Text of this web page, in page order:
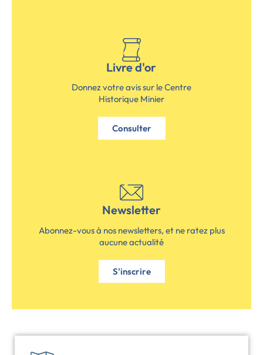
Livre d'or
Donnez votre avis sur le Centre
Historique Minier
Consulter
Newsletter
Abonnez-vous à nos newsletters, et ne ratez plus
aucune actualité
S'inscrire